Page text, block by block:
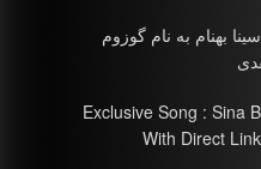
بهنام به نام گوزوم
Exclusive Song : Sina
With Direct